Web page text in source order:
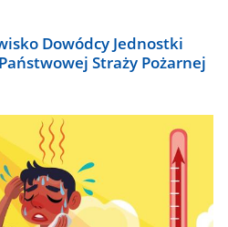
Dowódcy Jednostki
Straży Pożarnej